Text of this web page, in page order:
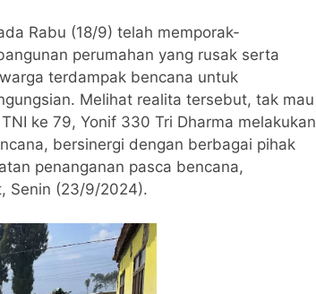
Rabu (18/9) telah memporak-
perumahan yang rusak serta
terdampak bencana untuk
Melihat realita tersebut, tak mau
ke 79, Yonif 330 Tri Dharma melakukan
bersinergi dengan berbagai pihak
penanganan pasca bencana,
Senin (23/9/2024).